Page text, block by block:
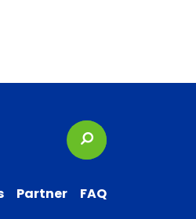
Suchbegriffe
Partner FAQ